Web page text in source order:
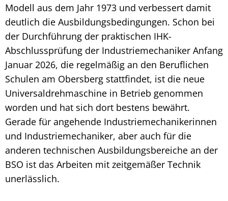
Modell aus dem Jahr 1973 und verbessert damit
deutlich die Ausbildungsbedingungen. Schon bei
der Durchführung der praktischen IHK-
Abschlussprüfung der Industriemechaniker Anfang
Januar 2026, die regelmäßig an den Beruflichen
Schulen am Obersberg stattfindet, ist die neue
Universaldrehmaschine in Betrieb genommen
worden und hat sich dort bestens bewährt.
Gerade für angehende Industriemechanikerinnen
und Industriemechaniker, aber auch für die
anderen technischen Ausbildungsbereiche an der
BSO ist das Arbeiten mit zeitgemäßer Technik
unerlässlich.